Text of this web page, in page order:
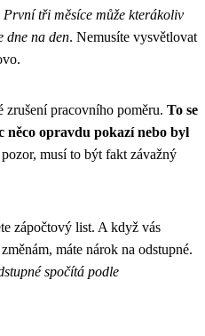
První tři měsíce může kterákoliv
dne na den. Nemusíte vysvětlovat
pracovního poměru. To se
něco opravdu pokazí nebo byl
musí to být fakt závažný
zápočtový list. A když vás
máte nárok na odstupné.
spočítá podle